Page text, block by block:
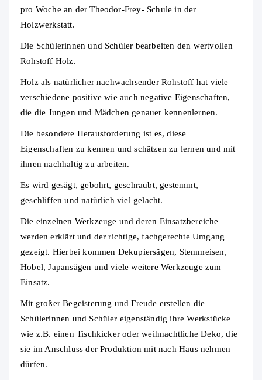
pro Woche an der Theodor-Frey- Schule in der
Holzwerkstatt.
Die Schülerinnen und Schüler bearbeiten den wertvollen
Rohstoff Holz.
Holz als natürlicher nachwachsender Rohstoff hat viele
verschiedene positive wie auch negative Eigenschaften,
die die Jungen und Mädchen genauer kennenlernen.
Die besondere Herausforderung ist es, diese
Eigenschaften zu kennen und schätzen zu lernen und mit
ihnen nachhaltig zu arbeiten.
Es wird gesägt, gebohrt, geschraubt, gestemmt,
geschliffen und natürlich viel gelacht.
Die einzelnen Werkzeuge und deren Einsatzbereiche
werden erklärt und der richtige, fachgerechte Umgang
gezeigt. Hierbei kommen Dekupiersägen, Stemmeisen,
Hobel, Japansägen und viele weitere Werkzeuge zum
Einsatz.
Mit großer Begeisterung und Freude erstellen die
Schülerinnen und Schüler eigenständig ihre Werkstücke
wie z.B. einen Tischkicker oder weihnachtliche Deko, die
sie im Anschluss der Produktion mit nach Haus nehmen
dürfen.